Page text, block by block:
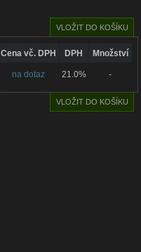
Cena vč. DPH DPH Množství
na dotaz 21.0% -